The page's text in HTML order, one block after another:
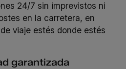
24/7 sin imprevistos ni
en la carretera, en
viaje estés donde estés
garantizada